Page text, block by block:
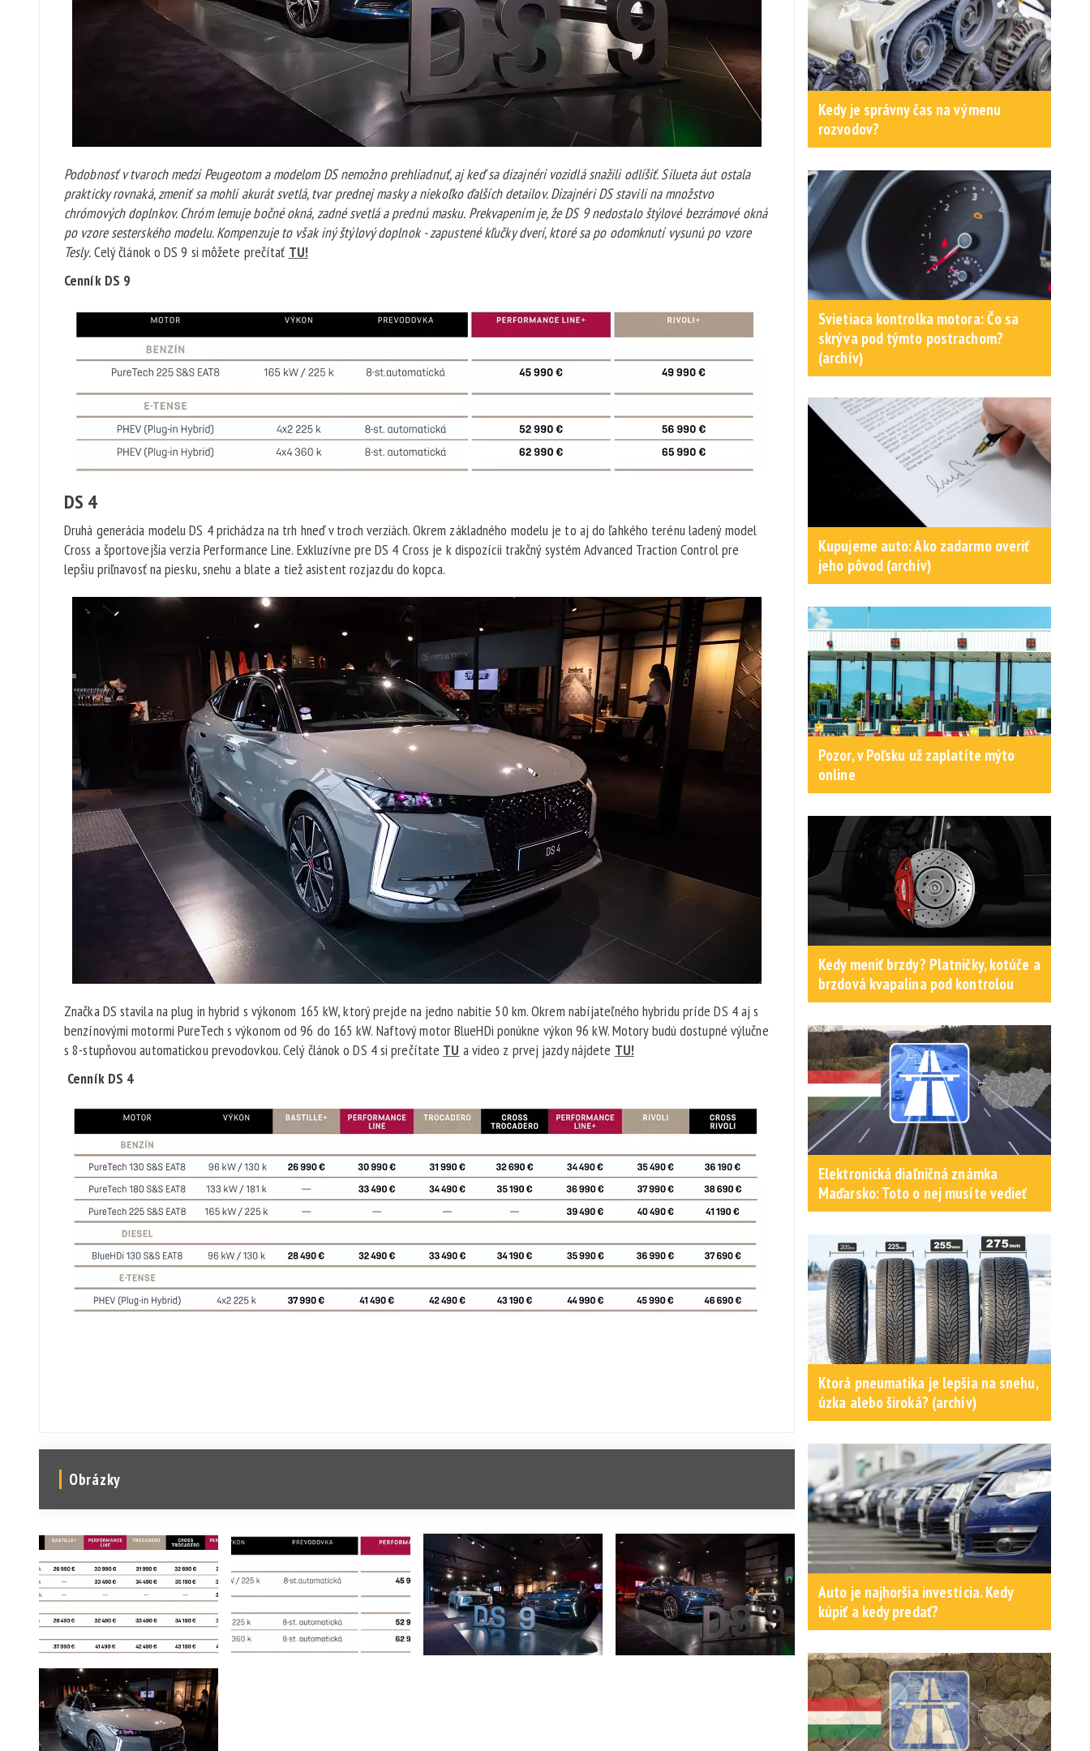
Podobnosť v tvaroch medzi Peugeotom a modelom DS nemožno prehliadnuť, aj keď sa dizajnéri vozidlá snažili odlíšiť. Silueta áut ostala
prakticky rovnaká, zmeniť sa mohli akurát svetlá, tvar prednej masky a niekoľko ďalších detailov. Dizajnéri DS stavili na množstvo
chrómových doplnkov. Chróm lemuje bočné okná, zadné svetlá a prednú masku. Prekvapením je, že DS 9 nedostalo štýlové bezrámové okná
po vzore sesterského modelu. Kompenzuje to však iný štýlový doplnok - zapustené kľučky dverí, ktoré sa po odomknutí vysunú po vzore
Tesly.Celý článok o DS 9 si môžete prečítať TU!
Cenník DS 9
DS 4
Druhá generácia modelu DS 4 prichádza na trh hneď v troch verziách. Okrem základného modelu je to aj do ľahkého terénu ladený model
Cross a športovejšia verzia Performance Line. Exkluzívne pre DS 4 Cross je k dispozícii trakčný systém Advanced Traction Control pre
lepšiu priľnavosť na piesku, snehu a blate a tiež asistent rozjazdu do kopca.
Značka DS stavila na plug in hybrid s výkonom 165 kW, ktorý prejde na jedno nabitie 50 km. Okrem nabíjateľného hybridu príde DS 4 aj s
benzínovými motormi PureTech s výkonom od 96 do 165 kW. Naftový motor BlueHDi ponúkne výkon 96 kW. Motory budú dostupné výlučne
s 8-stupňovou automatickou prevodovkou. Celý článok o DS 4 si prečítate TU a video z prvej jazdy nájdete TU!
Cenník DS 4
Obrázky
Kedy je správny čas na výmenu
rozvodov?
Svietiaca kontrolka motora: Čo sa
skrýva pod týmto postrachom?
(archív)
Kupujeme auto: Ako zadarmo overiť
jeho pôvod (archív)
Pozor, v Poľsku už zaplatíte mýto
online
Kedy meniť brzdy? Platničky, kotúče a
brzdová kvapalina pod kontrolou
Elektronická diaľničná známka
Maďarsko: Toto o nej musíte vedieť
Ktorá pneumatika je lepšia na snehu,
úzka alebo široká? (archív)
Auto je najhoršia investícia. Kedy
kúpiť a kedy predať?